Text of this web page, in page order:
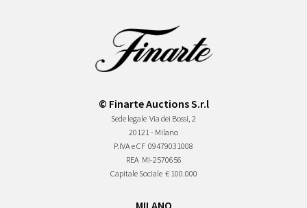
© Finarte Auctions S.r.l
Sede legale Via dei Bossi, 2
20121 - Milano
P.IVA e CF 09479031008
REA MI-2570656
Capitale Sociale € 100.000
MILANO